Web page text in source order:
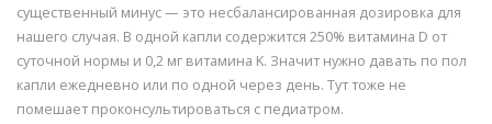
существенный минус — это несбалансированная дозировка для
нашего случая. В одной капли содержится 250% витамина D от
суточной нормы и 0,2 мг витамина K. Значит нужно давать по пол
капли ежедневно или по одной через день. Тут тоже не
помешает проконсультироваться с педиатром.